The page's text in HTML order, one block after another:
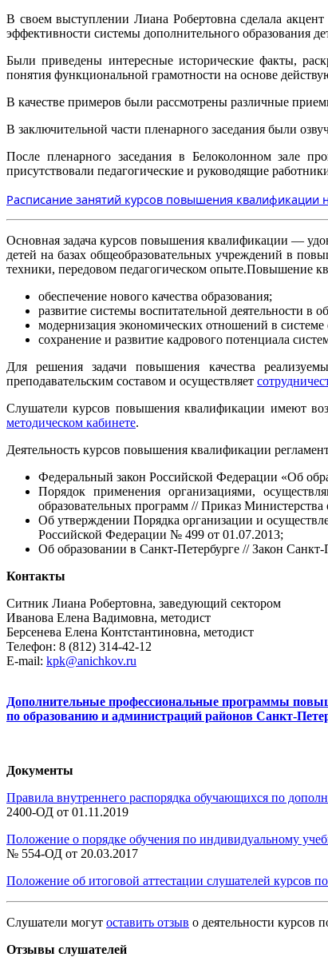
В своем выступлении Лиана Робертовна сделала
эффективности системы дополнительного образования
Были приведены интересные исторические факты,
понятия функциональной грамотности на основе
В качестве примеров были рассмотрены различные
В заключительной части пленарного заседания были
После пленарного заседания в Белоколонном зале
присутствовали педагогические и руководящие
Расписание занятий курсов повышения квалификации
Основная задача курсов повышения квалификации —
детей на базах общеобразовательных учреждений в
техники, передовом педагогическом опыте.Повышение
обеспечение нового качества образования;
развитие системы воспитательной деятельности в
модернизация экономических отношений в системе
сохранение и развитие кадрового потенциала
Для решения задачи повышения качества
преподавательским составом и осуществляет
Слушатели курсов повышения квалификации имеют
методическом кабинете.
Деятельность курсов повышения квалификации
Федеральный закон Российской Федерации «Об
Порядок применения организациями,
образовательных программ // Приказ
Об утверждении Порядка организации и
Российской Федерации № 499 от 01.07.2013;
Об образовании в Санкт-Петербурге // Закон
Контакты
Ситник Лиана Робертовна, заведующий сектором
Иванова Елена Вадимовна, методист
Берсенева Елена Контстантиновна, методист
Телефон: 8 (812) 314-42-12
E-mail: kpk@anichkov.ru
Дополнительные профессиональные программы
по образованию и администраций районов Санкт-
Документы
Правила внутреннего распорядка обучающихся по
2400-ОД от 01.11.2019
Положение о порядке обучения по индивидуальному
№ 554-ОД от 20.03.2017
Положение об итоговой аттестации слушателей курсов
Слушатели могут оставить отзыв о деятельности курсов
Отзывы слушателей